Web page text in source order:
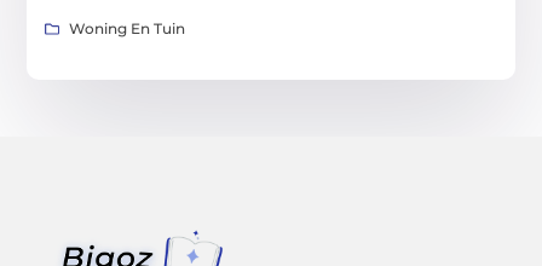
Woning En Tuin